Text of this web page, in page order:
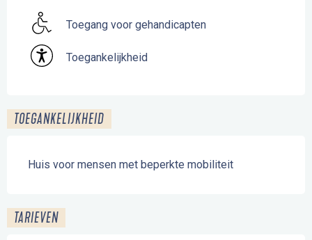
Toegang voor gehandicapten
Toegankelijkheid
TOEGANKELIJKHEID
Huis voor mensen met beperkte mobiliteit
TARIEVEN